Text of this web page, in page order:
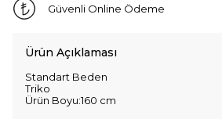
Güvenli Online Ödeme
Ürün Açıklaması
Standart Beden
Triko
Ürün Boyu:160 cm